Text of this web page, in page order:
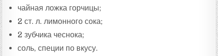
чайная ложка горчицы;
2 ст. л. лимонного сока;
2 зубчика чеснока;
соль, специи по вкусу.